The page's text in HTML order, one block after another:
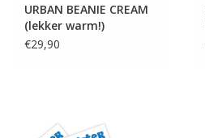
URBAN BEANIE CREAM
(lekker warm!)
€29,90